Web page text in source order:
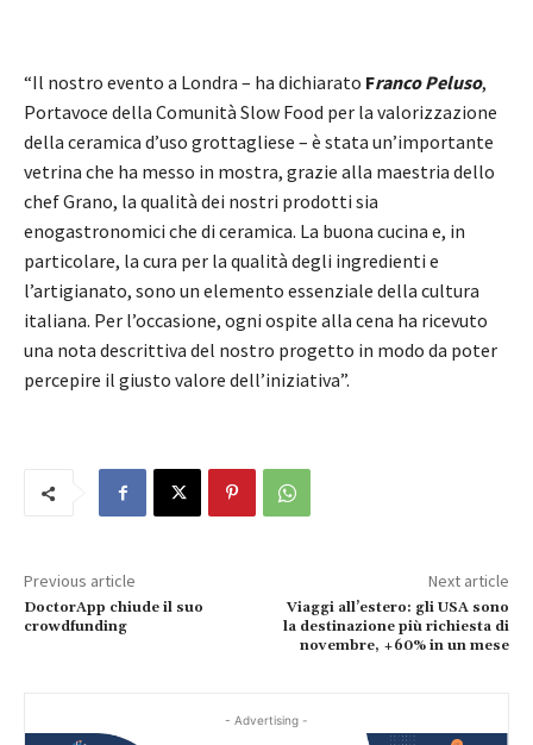
“Il nostro evento a Londra – ha dichiarato Franco Peluso,
Portavoce della Comunità Slow Food per la valorizzazione
della ceramica d’uso grottagliese – è stata un’importante
vetrina che ha messo in mostra, grazie alla maestria dello
chef Grano, la qualità dei nostri prodotti sia
enogastronomici che di ceramica. La buona cucina e, in
particolare, la cura per la qualità degli ingredienti e
l’artigianato, sono un elemento essenziale della cultura
italiana. Per l’occasione, ogni ospite alla cena ha ricevuto
una nota descrittiva del nostro progetto in modo da poter
percepire il giusto valore dell’iniziativa”.
Previous article
DoctorApp chiude il suo
crowdfunding
Next article
Viaggi all’estero: gli USA sono
la destinazione più richiesta di
novembre, +60% in un mese
- Advertising -